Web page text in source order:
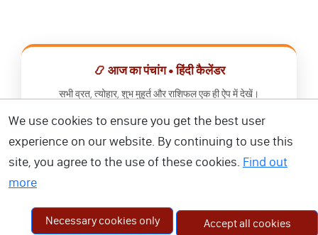
📿 आज का पंचांग • हिंदी कैलेंडर
सभी व्रत, त्योहार, शुभ मुहूर्त और राशिफल एक ही ऐप में देखें।
📅 हिंदी कैलेंडर ऐप डाउनलोड करें
We use cookies to ensure you get the best user
experience on our website. By continuing to use this
site, you agree to the use of these cookies. Find out
more
Necessary cookies only Accept all cookies